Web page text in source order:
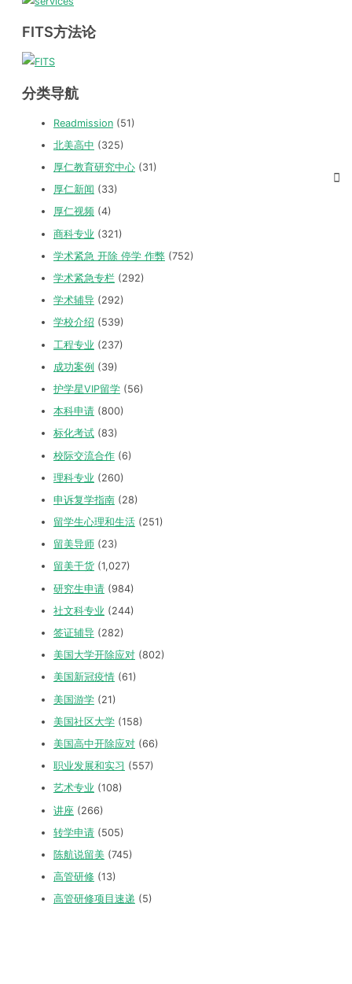
FITS方法论
分类导航
Readmission (51)
北美高中 (325)
厚仁教育研究中心 (31)
厚仁新闻 (33)
厚仁视频 (4)
商科专业 (321)
学术紧急 开除 停学 作弊 (752)
学术紧急专栏 (292)
学术辅导 (292)
学校介绍 (539)
工程专业 (237)
成功案例 (39)
护学星VIP留学 (56)
本科申请 (800)
标化考试 (83)
校际交流合作 (6)
理科专业 (260)
申诉复学指南 (28)
留学生心理和生活 (251)
留美导师 (23)
留美干货 (1,027)
研究生申请 (984)
社文科专业 (244)
签证辅导 (282)
美国大学开除应对 (802)
美国新冠疫情 (61)
美国游学 (21)
美国社区大学 (158)
美国高中开除应对 (66)
职业发展和实习 (557)
艺术专业 (108)
讲座 (266)
转学申请 (505)
陈航说留美 (745)
高管研修 (13)
高管研修项目速递 (5)